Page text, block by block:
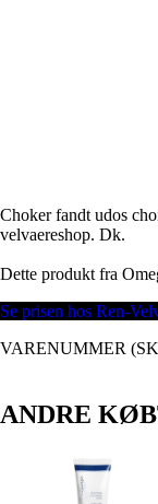
Choker fandt udos
velvaereshop. Dk.
Dette produkt fra
Se prisen hos Ren-
VARENUMMER
ANDRE